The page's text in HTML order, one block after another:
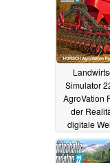
Simulator
AgroVation
der
digitale
Maschinen